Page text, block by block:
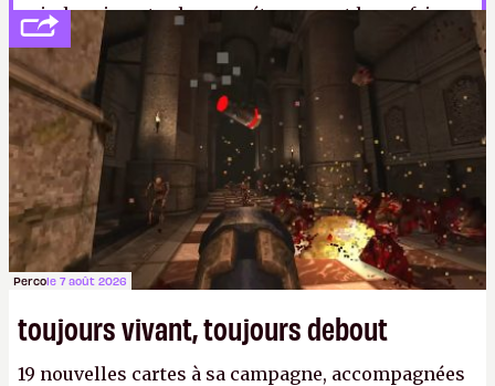
mi-chemin entre le magnétoscope et le gaufrier
design ? Bien sûr que non vous n'y avez pas pensé.
Monstre.
Percole 7 août 2026
toujours vivant, toujours debout
19 nouvelles cartes à sa campagne, accompagnées